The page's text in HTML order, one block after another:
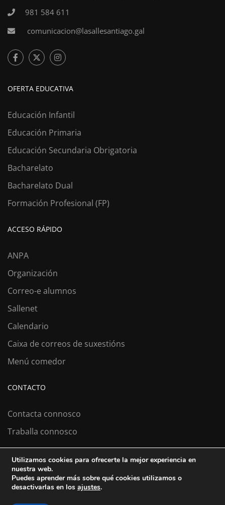
981 584 611
comunicacion@lasallesantiago.gal
OFERTA EDUCATIVA
Educación Infantil
Educación Primaria
Educación Secundaria Obrigatoria
Bacharelato
Bacharelato Dual
Formación Profesional (FP)
ACCESO RÁPIDO
ANPA
Organización
Correo-e alumnos
Sallenet
Calendario
Caixa de correos de suxestións
Menú comedor
CONTACTO
Contacta connosco
Traballa connosco
Colexio La Salle Santiago
Aviso Legal
Política de cookies
Utilizamos cookies para ofrecerte la mejor experiencia en
nuestra web.
Puedes aprender más sobre qué cookies utilizamos o
desactivarlas en los ajustes.